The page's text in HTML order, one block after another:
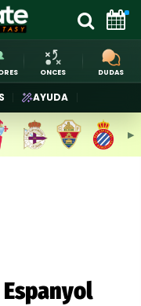
ONCES DUDAS
AYUDA
▶︎
Espanyol